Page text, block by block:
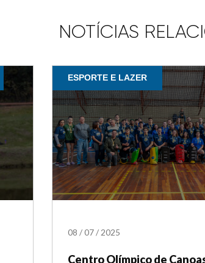
NOTÍCIAS
ESPORTE E LAZER
08 /07/ 2025
Centro Olímpico de